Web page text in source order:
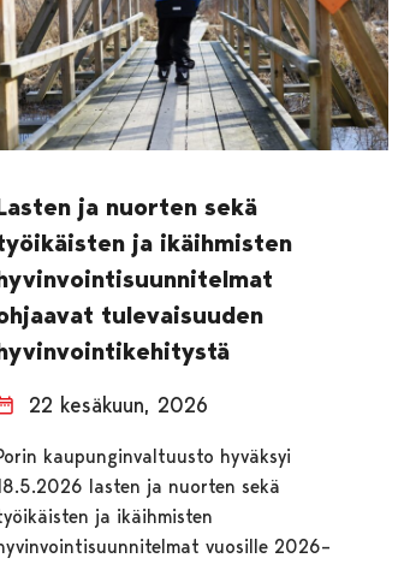
ja nuorten sekä
ja ikäihmisten
tulevaisuuden
22 kesäkuun, 2026
kaupunginvaltuusto hyväksyi
lasten ja nuorten sekä
ja ikäihmisten
vuosille 2026–